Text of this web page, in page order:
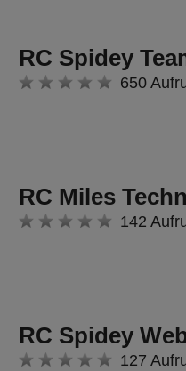
RC Spidey
650
RC Miles
142
RC Spidey
127